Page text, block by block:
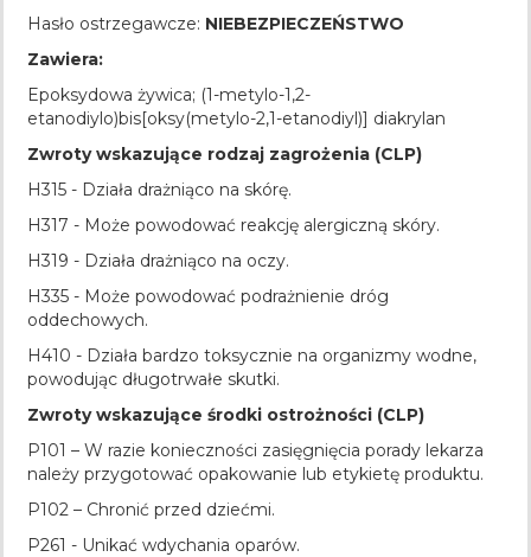
Hasło ostrzegawcze: NIEBEZPIECZEŃSTWO
Zawiera:
Epoksydowa żywica; (1-metylo-1,2-
etanodiylo)bis[oksy(metylo-2,1-etanodiyl)] diakrylan
Zwroty wskazujące rodzaj zagrożenia (CLP)
H315 - Działa drażniąco na skórę.
H317 - Może powodować reakcję alergiczną skóry.
H319 - Działa drażniąco na oczy.
H335 - Może powodować podrażnienie dróg
oddechowych.
H410 - Działa bardzo toksycznie na organizmy wodne,
powodując długotrwałe skutki.
Zwroty wskazujące środki ostrożności (CLP)
P101 – W razie konieczności zasięgnięcia porady lekarza
należy przygotować opakowanie lub etykietę produktu.
P102 – Chronić przed dziećmi.
P261 - Unikać wdychania oparów.